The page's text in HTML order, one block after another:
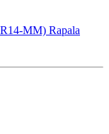
MM) Rapala